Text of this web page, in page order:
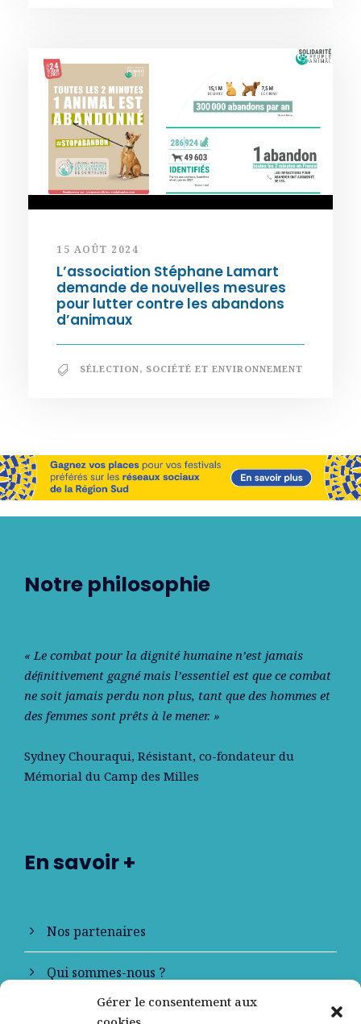
Gérer le consentement aux
15 AOÛT 2024
L’association Stéphane Lamart
demande de nouvelles mesures
pour lutter contre les abandons
d’animaux
SÉLECTION, SOCIÉTÉ ET ENVIRONNEMENT
Notre philosophie
« Le combat pour la dignité humaine n’est jamais
déﬁnitivement gagné mais l’essentiel est que ce combat
ne soit jamais perdu non plus, tant que des hommes et
des femmes sont prêts à le mener. »
Sydney Chouraqui, Résistant, co-fondateur du
Mémorial du Camp des Milles
En savoir +
Nos partenaires
Qui sommes-nous ?
Contactez-nous